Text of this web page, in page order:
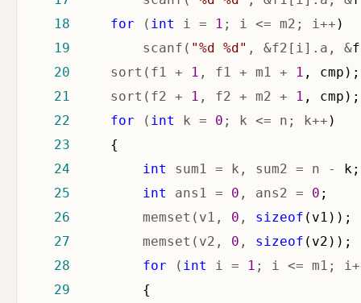
18
for ( int i = 1 ; i <= m2; i++
19
         scanf(
"%d %d " , &f2[i].a, &
20
     sort(f1 +
1 , f1 + m1 + 1
21
     sort(f2 +
1 , f2 + m2 + 1
22
for ( int k = 0 ; k <= n; k++
23
24
int sum1 = k, sum2 = n -
25
int ans1 = 0 , ans2 = 0
26
         memset(v1,
0 , sizeof
27
         memset(v2,
0 , sizeof
28
for ( int i = 1 ; i <= m1;
29